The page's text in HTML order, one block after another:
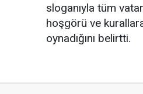
sloganıyla tüm
hoşgörü ve
oynadığını belirtti.